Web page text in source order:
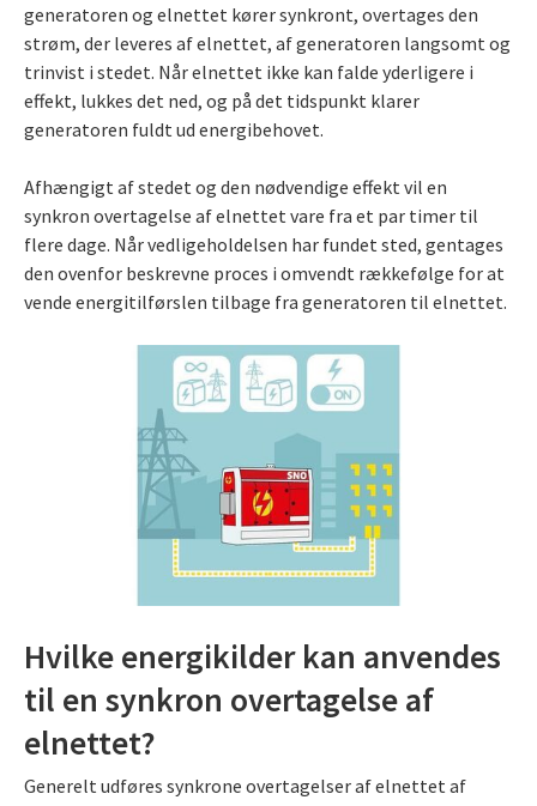
generatoren og elnettet kører synkront, overtages den
strøm, der leveres af elnettet, af generatoren langsomt og
trinvist i stedet. Når elnettet ikke kan falde yderligere i
effekt, lukkes det ned, og på det tidspunkt klarer
generatoren fuldt ud energibehovet.
Afhængigt af stedet og den nødvendige effekt vil en
synkron overtagelse af elnettet vare fra et par timer til
flere dage. Når vedligeholdelsen har fundet sted, gentages
den ovenfor beskrevne proces i omvendt rækkefølge for at
vende energitilførslen tilbage fra generatoren til elnettet.
Hvilke energikilder kan anvendes
til en synkron overtagelse af
elnettet?
Generelt udføres synkrone overtagelser af elnettet af